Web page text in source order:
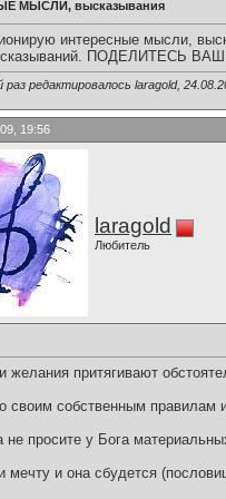
МЫСЛИ, высказывания
интересные мысли,
ПОДЕЛИТЕСЬ
раз редактировалось laragold,
19:56
laragold
Любитель
желания притягивают
своим собственным
не просите у Бога
мечту и она сбудется